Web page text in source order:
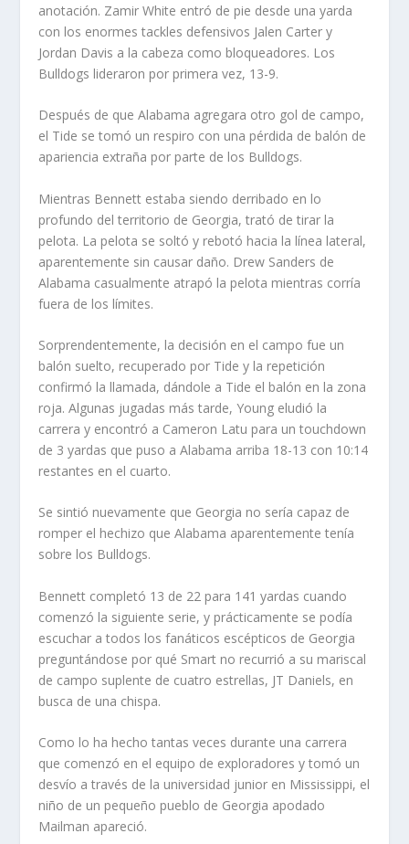
anotación. Zamir White entró de pie desde una yarda
con los enormes tackles defensivos Jalen Carter y
Jordan Davis a la cabeza como bloqueadores. Los
Bulldogs lideraron por primera vez, 13-9.
Después de que Alabama agregara otro gol de campo,
el Tide se tomó un respiro con una pérdida de balón de
apariencia extraña por parte de los Bulldogs.
Mientras Bennett estaba siendo derribado en lo
profundo del territorio de Georgia, trató de tirar la
pelota. La pelota se soltó y rebotó hacia la línea lateral,
aparentemente sin causar daño. Drew Sanders de
Alabama casualmente atrapó la pelota mientras corría
fuera de los límites.
Sorprendentemente, la decisión en el campo fue un
balón suelto, recuperado por Tide y la repetición
confirmó la llamada, dándole a Tide el balón en la zona
roja. Algunas jugadas más tarde, Young eludió la
carrera y encontró a Cameron Latu para un touchdown
de 3 yardas que puso a Alabama arriba 18-13 con 10:14
restantes en el cuarto.
Se sintió nuevamente que Georgia no sería capaz de
romper el hechizo que Alabama aparentemente tenía
sobre los Bulldogs.
Bennett completó 13 de 22 para 141 yardas cuando
comenzó la siguiente serie, y prácticamente se podía
escuchar a todos los fanáticos escépticos de Georgia
preguntándose por qué Smart no recurrió a su mariscal
de campo suplente de cuatro estrellas, JT Daniels, en
busca de una chispa.
Como lo ha hecho tantas veces durante una carrera
que comenzó en el equipo de exploradores y tomó un
desvío a través de la universidad junior en Mississippi, el
niño de un pequeño pueblo de Georgia apodado
Mailman apareció.